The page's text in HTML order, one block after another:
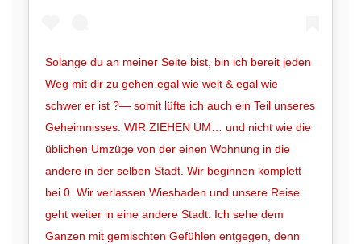
Solange du an meiner Seite bist, bin ich bereit jeden
Weg mit dir zu gehen egal wie weit & egal wie
schwer er ist ?— somit lüfte ich auch ein Teil unseres
Geheimnisses. WIR ZIEHEN UM… und nicht wie die
üblichen Umzüge von der einen Wohnung in die
andere in der selben Stadt. Wir beginnen komplett
bei 0. Wir verlassen Wiesbaden und unsere Reise
geht weiter in eine andere Stadt. Ich sehe dem
Ganzen mit gemischten Gefühlen entgegen, denn